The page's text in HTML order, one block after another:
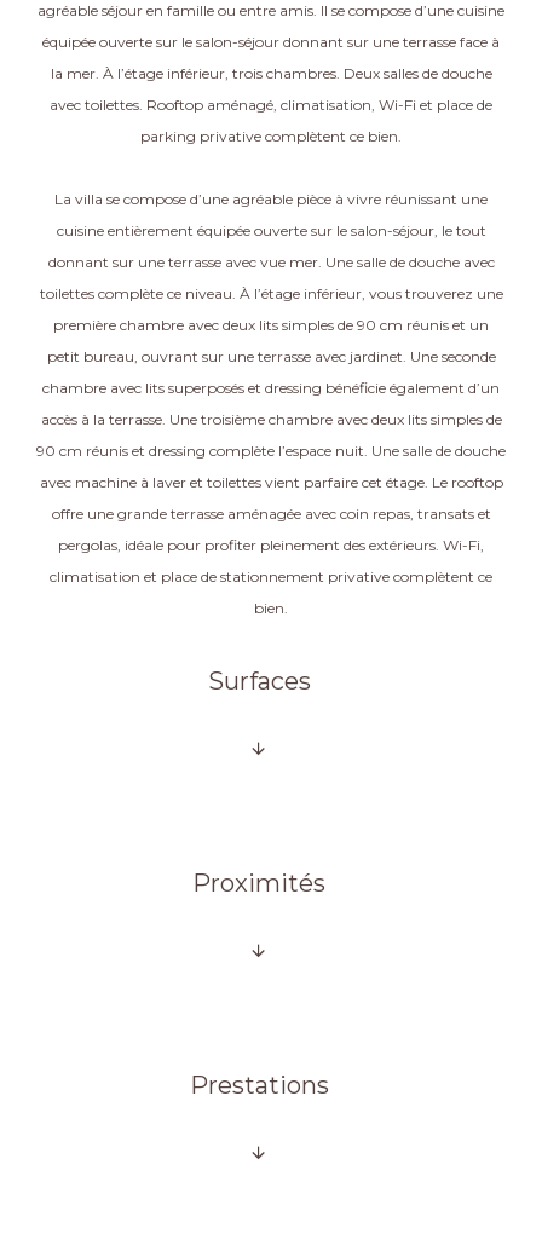
agréable séjour en famille ou entre amis. Il se compose d’une cuisine
équipée ouverte sur le salon-séjour donnant sur une terrasse face à
la mer. À l’étage inférieur, trois chambres. Deux salles de douche
avec toilettes. Rooftop aménagé, climatisation, Wi-Fi et place de
parking privative complètent ce bien.
La villa se compose d’une agréable pièce à vivre réunissant une
cuisine entièrement équipée ouverte sur le salon-séjour, le tout
donnant sur une terrasse avec vue mer. Une salle de douche avec
toilettes complète ce niveau. À l’étage inférieur, vous trouverez une
première chambre avec deux lits simples de 90 cm réunis et un
petit bureau, ouvrant sur une terrasse avec jardinet. Une seconde
chambre avec lits superposés et dressing bénéficie également d’un
accès à la terrasse. Une troisième chambre avec deux lits simples de
90 cm réunis et dressing complète l’espace nuit. Une salle de douche
avec machine à laver et toilettes vient parfaire cet étage. Le rooftop
offre une grande terrasse aménagée avec coin repas, transats et
pergolas, idéale pour profiter pleinement des extérieurs. Wi-Fi,
climatisation et place de stationnement privative complètent ce
bien.
Surfaces
Proximités
Prestations